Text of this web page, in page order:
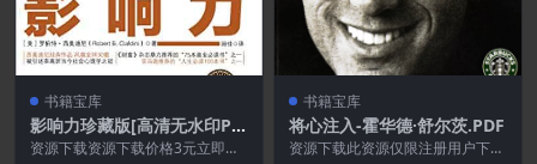
书籍宝库
影响力珍藏版[高清无水印PD
F文档]
资源下载资源下载价格3元立即购
书籍宝库
将心注入-霍华德·舒尔茨.PDF
资源下载此资源仅限注册用户下